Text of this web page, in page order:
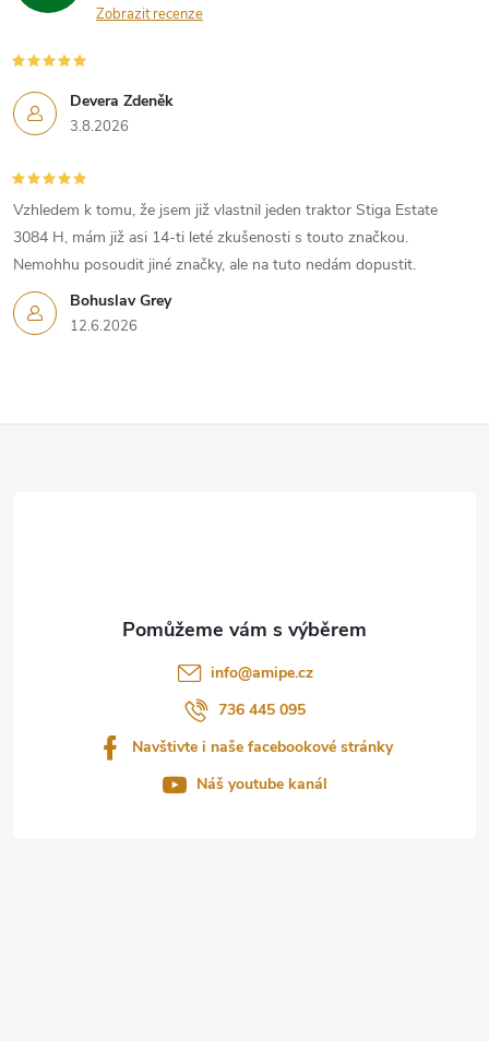
Zobrazit recenze
Devera Zdeněk
3.8.2026
Bohuslav Grey
12.6.2026
Vzhledem k tomu, že jsem již vlastnil jeden traktor Stiga Estate
3084 H, mám již asi 14-ti leté zkušenosti s touto značkou.
Nemohhu posoudit jiné značky, ale na tuto nedám dopustit.
info@amipe.cz
736 445 095
Navštivte i naše facebookové stránky
Náš youtube kanál